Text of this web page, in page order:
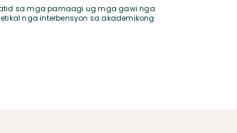
sa mga pamaagi ug mga gawi nga
nga interbensyon sa akademikong